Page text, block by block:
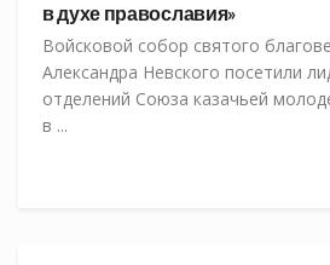
в духе православия»
Войсковой собор святого
Александра Невского посетили
отделений Союза казачьей
в ...